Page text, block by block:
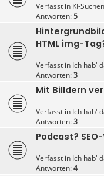
Verfasst in KI-Suchen
Antworten:5
HTML img-
Verfasst in Ich hab'
Antworten:3
Mit Billdern
Verfasst in Ich hab'
Antworten:3
Podcast?
Verfasst in Ich hab'
Antworten:4